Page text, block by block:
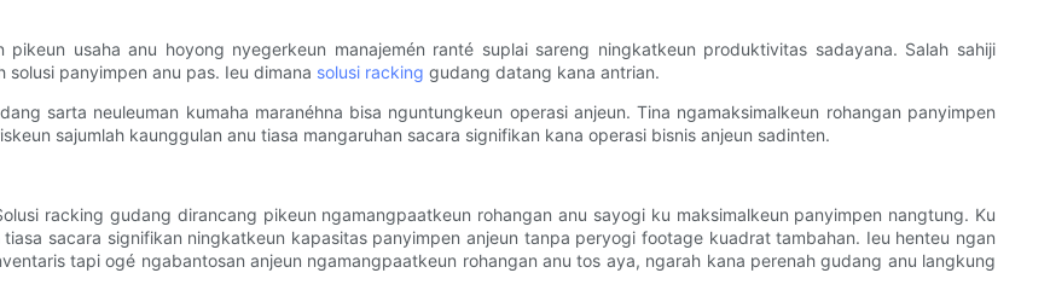
usaha anu hoyong nyegerkeun manajemén ranté suplai sareng ningkatkeun produktivitas sadayana. Salah sahiji
panyimpen anu pas. Ieu dimana solusi racking gudang datang kana antrian.
sarta neuleuman kumaha maranéhna bisa nguntungkeun operasi anjeun. Tina ngamaksimalkeun rohangan panyimpen
sajumlah kaunggulan anu tiasa mangaruhan sacara signifikan kana operasi bisnis anjeun sadinten.
racking gudang dirancang pikeun ngamangpaatkeun rohangan anu sayogi ku maksimalkeun panyimpen nangtung. Ku
sacara signifikan ningkatkeun kapasitas panyimpen anjeun tanpa peryogi footage kuadrat tambahan. Ieu henteu ngan
tapi ogé ngabantosan anjeun ngamangpaatkeun rohangan anu tos aya, ngarah kana perenah gudang anu langkung